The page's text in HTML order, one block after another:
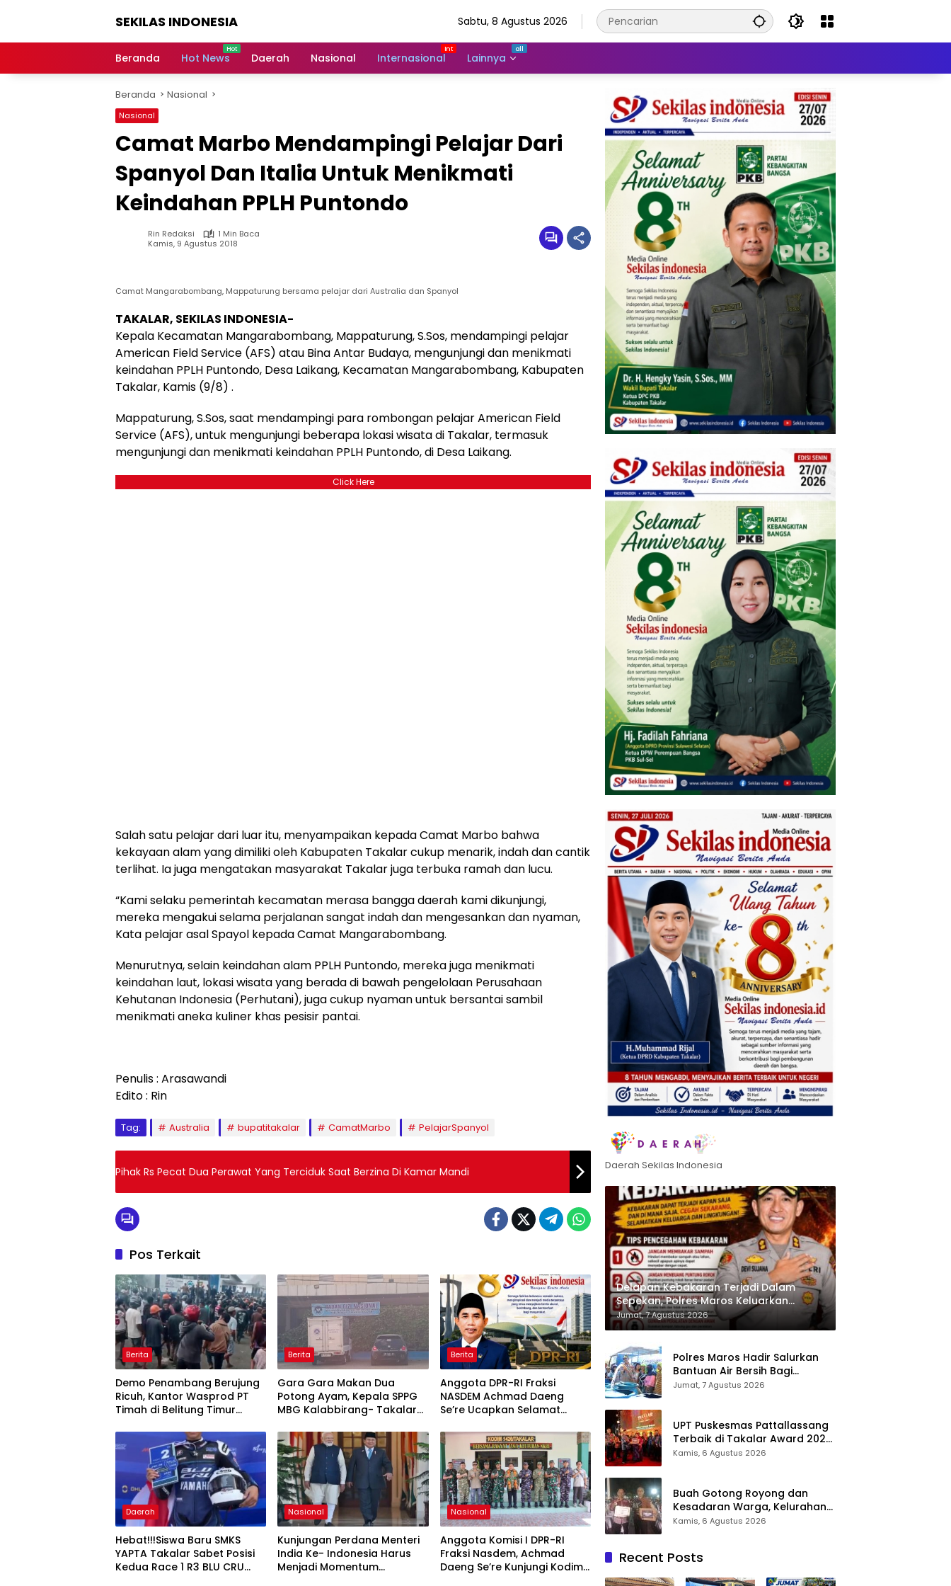
SEKILAS INDONESIA
Terkini,
Latest
World,
Headlines,
News
Sabtu, 8 Agustus 2026
Beranda Hot News Daerah Nasional Internasional Lainnya
Beranda Nasional
Nasional
Camat Marbo Mendampingi Pelajar Dari
Spanyol Dan Italia Untuk Menikmati
Keindahan PPLH Puntondo
Rin Redaksi
1 Min Baca
Kamis, 9 Agustus 2018
Camat Mangarabombang, Mappaturung bersama pelajar dari Australia dan Spanyol
TAKALAR, SEKILAS INDONESIA-
Kepala Kecamatan Mangarabombang, Mappaturung, S.Sos, mendampingi pelajar
American Field Service (AFS) atau Bina Antar Budaya, mengunjungi dan menikmati
keindahan PPLH Puntondo, Desa Laikang, Kecamatan Mangarabombang, Kabupaten
Takalar, Kamis (9/8) .
Mappaturung, S.Sos, saat mendampingi para rombongan pelajar American Field
Service (AFS), untuk mengunjungi beberapa lokasi wisata di Takalar, termasuk
mengunjungi dan menikmati keindahan PPLH Puntondo, di Desa Laikang.
Click Here
Salah satu pelajar dari luar itu, menyampaikan kepada Camat Marbo bahwa
kekayaan alam yang dimiliki oleh Kabupaten Takalar cukup menarik, indah dan cantik
terlihat. Ia juga mengatakan masyarakat Takalar juga terbuka ramah dan lucu.
“Kami selaku pemerintah kecamatan merasa bangga daerah kami dikunjungi,
mereka mengakui selama perjalanan sangat indah dan mengesankan dan nyaman,
Kata pelajar asal Spayol kepada Camat Mangarabombang.
Menurutnya, selain keindahan alam PPLH Puntondo, mereka juga menikmati
keindahan laut, lokasi wisata yang berada di bawah pengelolaan Perusahaan
Kehutanan Indonesia (Perhutani), juga cukup nyaman untuk bersantai sambil
menikmati aneka kuliner khas pesisir pantai.
Penulis : Arasawandi
Edito : Rin
Tag: Australia bupatitakalar CamatMarbo PelajarSpanyol
Pihak Rs Pecat Dua Perawat Yang Terciduk Saat Berzina Di Kamar Mandi
Pos Terkait
Berita
Demo Penambang Berujung
Ricuh, Kantor Wasprod PT
Timah di Belitung Timur
Berita
Gara Gara Makan Dua
Potong Ayam, Kepala SPPG
MBG Kalabbirang- Takalar
Berita
Anggota DPR-RI Fraksi
NASDEM Achmad Daeng
Se’re Ucapkan Selamat
Sekilas Indonesia, Apresiasi
Peran Pers dalam
Membangun Bangsa
Daerah
Hebat!!!Siswa Baru SMKS
YAPTA Takalar Sabet Posisi
Kedua Race 1 R3 BLU CRU
Nasional
Kunjungan Perdana Menteri
India Ke- Indonesia Harus
Menjadi Momentum
Nasional
Anggota Komisi I DPR-RI
Fraksi Nasdem, Achmad
Daeng Se’re Kunjungi Kodim
Daerah Sekilas Indonesia
Delapan Kebakaran Terjadi Dalam
Sepekan, Polres Maros Keluarkan
Imbauan kepada Masyarakat
Jumat, 7 Agustus 2026
Polres Maros Hadir Salurkan
Bantuan Air Bersih Bagi
Masyarakat Terdampak Krisis
Jumat, 7 Agustus 2026
UPT Puskesmas Pattallassang
Terbaik di Takalar Award 2026,
Bukti Komitmen Hadirkan
Kamis, 6 Agustus 2026
Buah Gotong Royong dan
Kesadaran Warga, Kelurahan
Patte’ne Menjadi Bintang
Kamis, 6 Agustus 2026
Recent Posts